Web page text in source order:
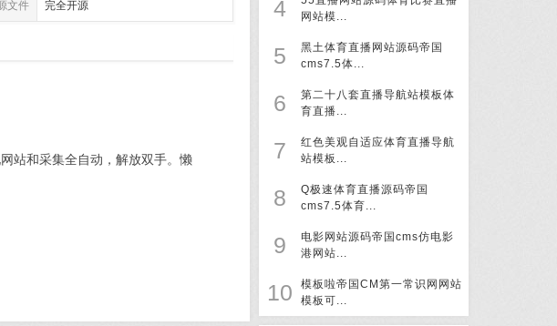
文件 完全开源
站和采集全自动，解放双手。懒
4
网站模...
5
黑土体育直播网站源码帝国
cms7.5体...
6
第二十八套直播导航站模板体
育直播...
7
红色美观自适应体育直播导航
站模板...
8
Q极速体育直播源码帝国
cms7.5体育...
9
电影网站源码帝国cms仿电影
港网站...
10
模板啦帝国CM第一常识网网站
模板可...